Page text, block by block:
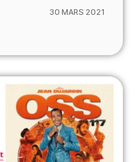
30 MARS 2021